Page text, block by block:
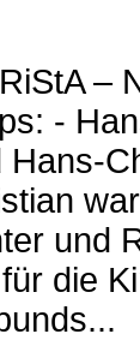
–
-
und
die